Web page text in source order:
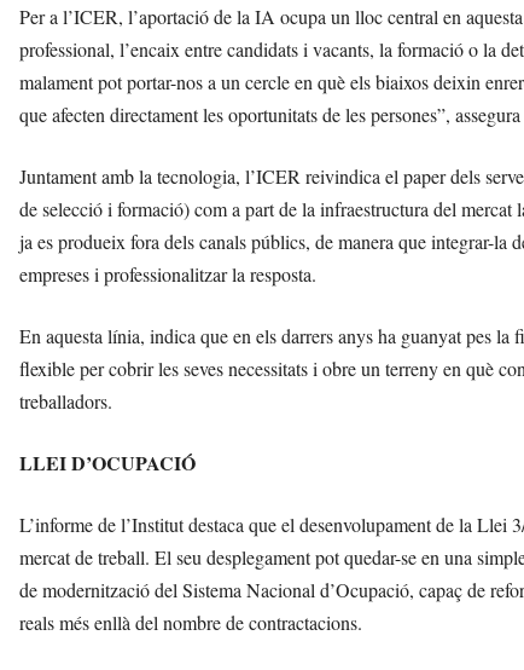
Per a l’ICER, l’aportació de la IA ocupa un lloc central en
professional, l’encaix entre candidats i vacants, la formació o la
malament pot portar-nos a un cercle en què els biaixos deixin
que afecten directament les oportunitats de les persones”,
Juntament amb la tecnologia, l’ICER reivindica el paper dels
de selecció i formació) com a part de la infraestructura del
ja es produeix fora dels canals públics, de manera que integrar-la
empreses i professionalitzar la resposta.
En aquesta línia, indica que en els darrers anys ha guanyat pes
flexible per cobrir les seves necessitats i obre un terreny en què
treballadors.
LLEI D’OCUPACIÓ
L’informe de l’Institut destaca que el desenvolupament de la Llei
mercat de treball. El seu desplegament pot quedar-se en una
de modernització del Sistema Nacional d’Ocupació, capaç de
reals més enllà del nombre de contractacions.